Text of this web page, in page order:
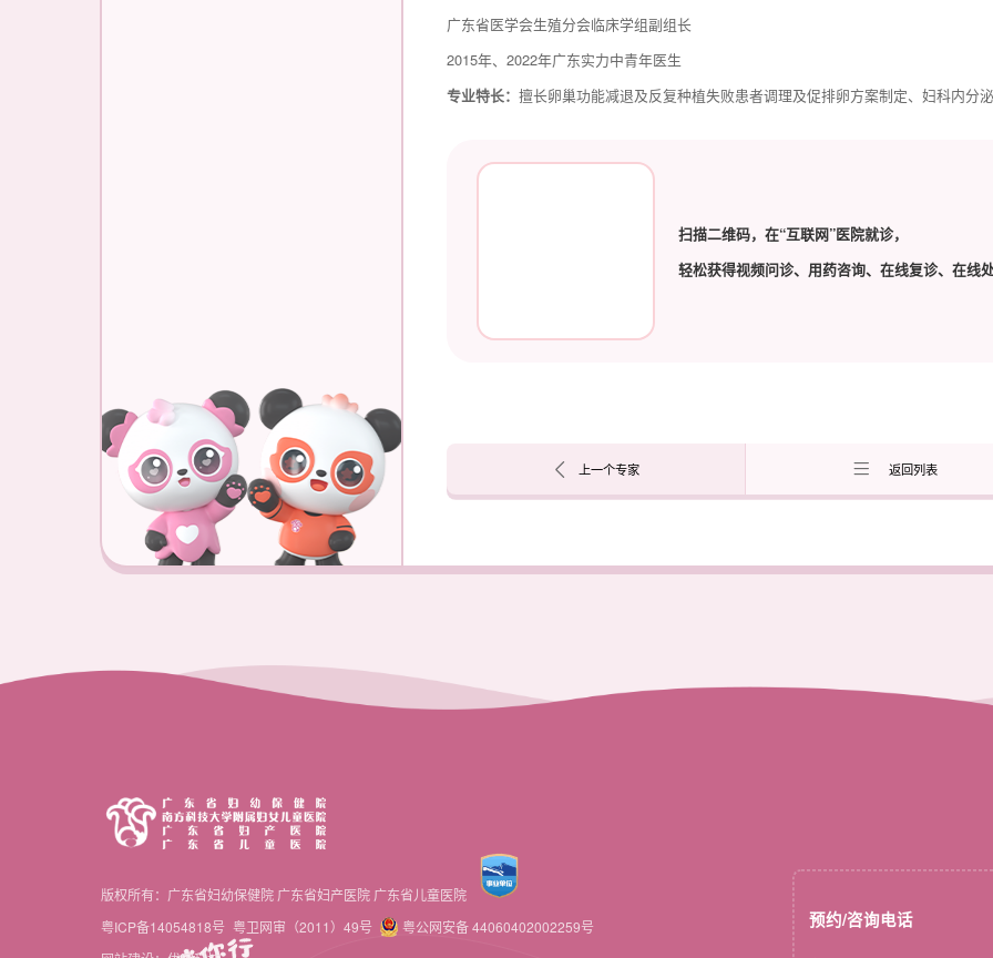
广东省医学会生殖分会临床学组副组长
2015年、2022年广东实力中青年医生
专业特长：擅长卵巢功能减退及反复种植失败患者调理及促排卵方案制定、妇科内分
扫描二维码，在“互联网”医院就诊，
轻松获得视频问诊、用药咨询、在线复诊、在线
上一个专家 返回列表
版权所有：广东省妇幼保健院 广东省妇产医院 广东省儿童医院
粤ICP备14054818号 粤卫网审（2011）49号
粤公网安备 44060402002259号
预约/咨询电话